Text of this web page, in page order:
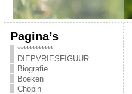
Pagina’s
************
DIEPVRIESFIGUUR
Biografie
Boeken
Chopin